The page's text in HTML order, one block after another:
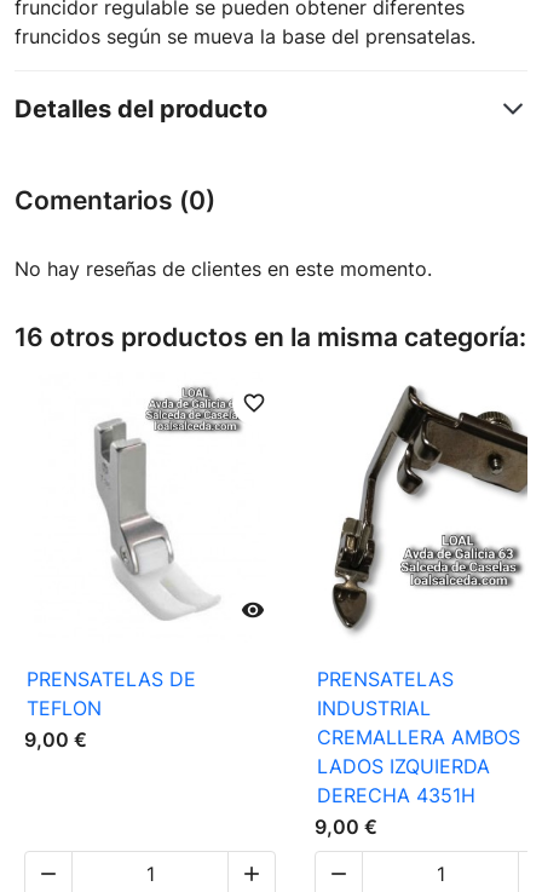
fruncidor regulable se pueden obtener diferentes
fruncidos según se mueva la base del prensatelas.
Detalles del producto
Comentarios (0)
No hay reseñas de clientes en este momento.
16 otros productos en la misma categoría:

favorite_border
PRENSATELAS DE
TEFLON
9,00 €


PRENSATELAS
INDUSTRIAL
CREMALLERA AMBOS
LADOS IZQUIERDA
DERECHA 4351H
9,00 €
